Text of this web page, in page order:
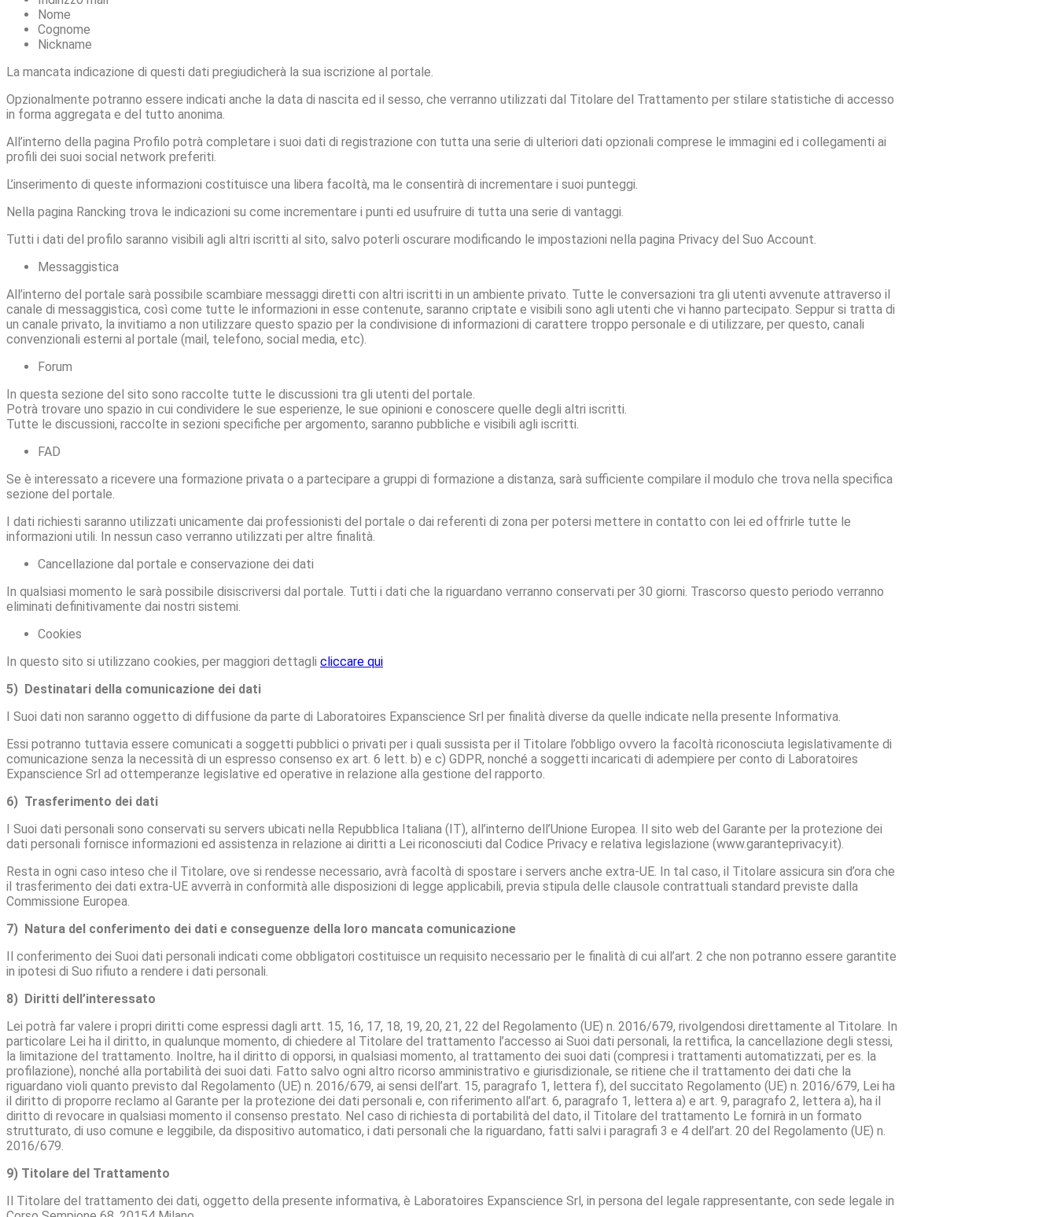
Nome
Cognome
Nickname
La mancata indicazione di questi dati pregiudicherà la sua iscrizione al portale.
Opzionalmente potranno essere indicati anche la data di nascita ed il sesso, che verranno utilizzati dal Titolare del Trattamento per stilare statistiche di accesso
in forma aggregata e del tutto anonima.
All’interno della pagina Profilo potrà completare i suoi dati di registrazione con tutta una serie di ulteriori dati opzionali comprese le immagini ed i collegamenti ai
profili dei suoi social network preferiti.
L’inserimento di queste informazioni costituisce una libera facoltà, ma le consentirà di incrementare i suoi punteggi.
Nella pagina Rancking trova le indicazioni su come incrementare i punti ed usufruire di tutta una serie di vantaggi.
Tutti i dati del profilo saranno visibili agli altri iscritti al sito, salvo poterli oscurare modificando le impostazioni nella pagina Privacy del Suo Account.
Messaggistica
All’interno del portale sarà possibile scambiare messaggi diretti con altri iscritti in un ambiente privato. Tutte le conversazioni tra gli utenti avvenute attraverso il
canale di messaggistica, così come tutte le informazioni in esse contenute, saranno criptate e visibili sono agli utenti che vi hanno partecipato. Seppur si tratta di
un canale privato, la invitiamo a non utilizzare questo spazio per la condivisione di informazioni di carattere troppo personale e di utilizzare, per questo, canali
convenzionali esterni al portale (mail, telefono, social media, etc).
Forum
In questa sezione del sito sono raccolte tutte le discussioni tra gli utenti del portale.
Potrà trovare uno spazio in cui condividere le sue esperienze, le sue opinioni e conoscere quelle degli altri iscritti.
Tutte le discussioni, raccolte in sezioni specifiche per argomento, saranno pubbliche e visibili agli iscritti.
FAD
Se è interessato a ricevere una formazione privata o a partecipare a gruppi di formazione a distanza, sarà sufficiente compilare il modulo che trova nella specifica
sezione del portale.
I dati richiesti saranno utilizzati unicamente dai professionisti del portale o dai referenti di zona per potersi mettere in contatto con lei ed offrirle tutte le
informazioni utili. In nessun caso verranno utilizzati per altre finalità.
Cancellazione dal portale e conservazione dei dati
In qualsiasi momento le sarà possibile disiscriversi dal portale. Tutti i dati che la riguardano verranno conservati per 30 giorni. Trascorso questo periodo verranno
eliminati definitivamente dai nostri sistemi.
Cookies
In questo sito si utilizzano cookies, per maggiori dettagli cliccare qui
5) Destinatari della comunicazione dei dati
I Suoi dati non saranno oggetto di diffusione da parte di Laboratoires Expanscience Srl per finalità diverse da quelle indicate nella presente Informativa.
Essi potranno tuttavia essere comunicati a soggetti pubblici o privati per i quali sussista per il Titolare l’obbligo ovvero la facoltà riconosciuta legislativamente di
comunicazione senza la necessità di un espresso consenso ex art. 6 lett. b) e c) GDPR, nonché a soggetti incaricati di adempiere per conto di Laboratoires
Expanscience Srl ad ottemperanze legislative ed operative in relazione alla gestione del rapporto.
6) Trasferimento dei dati
I Suoi dati personali sono conservati su servers ubicati nella Repubblica Italiana (IT), all’interno dell’Unione Europea. Il sito web del Garante per la protezione dei
dati personali fornisce informazioni ed assistenza in relazione ai diritti a Lei riconosciuti dal Codice Privacy e relativa legislazione (www.garanteprivacy.it).
Resta in ogni caso inteso che il Titolare, ove si rendesse necessario, avrà facoltà di spostare i servers anche extra-UE. In tal caso, il Titolare assicura sin d’ora che
il trasferimento dei dati extra-UE avverrà in conformità alle disposizioni di legge applicabili, previa stipula delle clausole contrattuali standard previste dalla
Commissione Europea.
7) Natura del conferimento dei dati e conseguenze della loro mancata comunicazione
Il conferimento dei Suoi dati personali indicati come obbligatori costituisce un requisito necessario per le finalità di cui all’art. 2 che non potranno essere garantite
in ipotesi di Suo rifiuto a rendere i dati personali.
8) Diritti dell’interessato
Lei potrà far valere i propri diritti come espressi dagli artt. 15, 16, 17, 18, 19, 20, 21, 22 del Regolamento (UE) n. 2016/679, rivolgendosi direttamente al Titolare. In
particolare Lei ha il diritto, in qualunque momento, di chiedere al Titolare del trattamento l’accesso ai Suoi dati personali, la rettifica, la cancellazione degli stessi,
la limitazione del trattamento. Inoltre, ha il diritto di opporsi, in qualsiasi momento, al trattamento dei suoi dati (compresi i trattamenti automatizzati, per es. la
profilazione), nonché alla portabilità dei suoi dati. Fatto salvo ogni altro ricorso amministrativo e giurisdizionale, se ritiene che il trattamento dei dati che la
riguardano violi quanto previsto dal Regolamento (UE) n. 2016/679, ai sensi dell’art. 15, paragrafo 1, lettera f), del succitato Regolamento (UE) n. 2016/679, Lei ha
il diritto di proporre reclamo al Garante per la protezione dei dati personali e, con riferimento all’art. 6, paragrafo 1, lettera a) e art. 9, paragrafo 2, lettera a), ha il
diritto di revocare in qualsiasi momento il consenso prestato. Nel caso di richiesta di portabilità del dato, il Titolare del trattamento Le fornirà in un formato
strutturato, di uso comune e leggibile, da dispositivo automatico, i dati personali che la riguardano, fatti salvi i paragrafi 3 e 4 dell’art. 20 del Regolamento (UE) n.
2016/679.
9) Titolare del Trattamento
Il Titolare del trattamento dei dati, oggetto della presente informativa, è Laboratoires Expanscience Srl, in persona del legale rappresentante, con sede legale in